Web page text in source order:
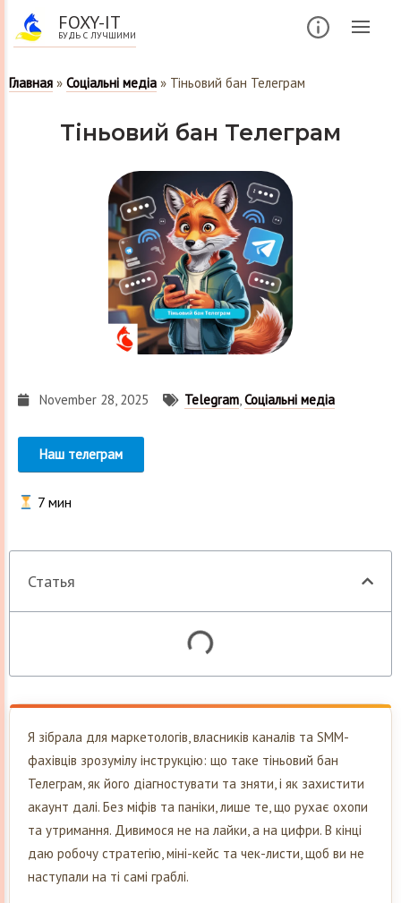
FOXY-IT
БУДЬ С ЛУЧШИМИ
Главная » Соціальні медіа » Тіньовий бан Телеграм
Тіньовий бан Телеграм
November 28, 2025 Telegram,Соціальні медіа
Наш телеграм
7 мин
Статья
Я зібрала для маркетологів, власників каналів та SMM-
фахівців зрозумілу інструкцію: що таке тіньовий бан
Телеграм, як його діагностувати та зняти, і як захистити
акаунт далі. Без міфів та паніки, лише те, що рухає охопи
та утримання. Дивимося не на лайки, а на цифри. В кінці
даю робочу стратегію, міні-кейс та чек-листи, щоб ви не
наступали на ті самі граблі.